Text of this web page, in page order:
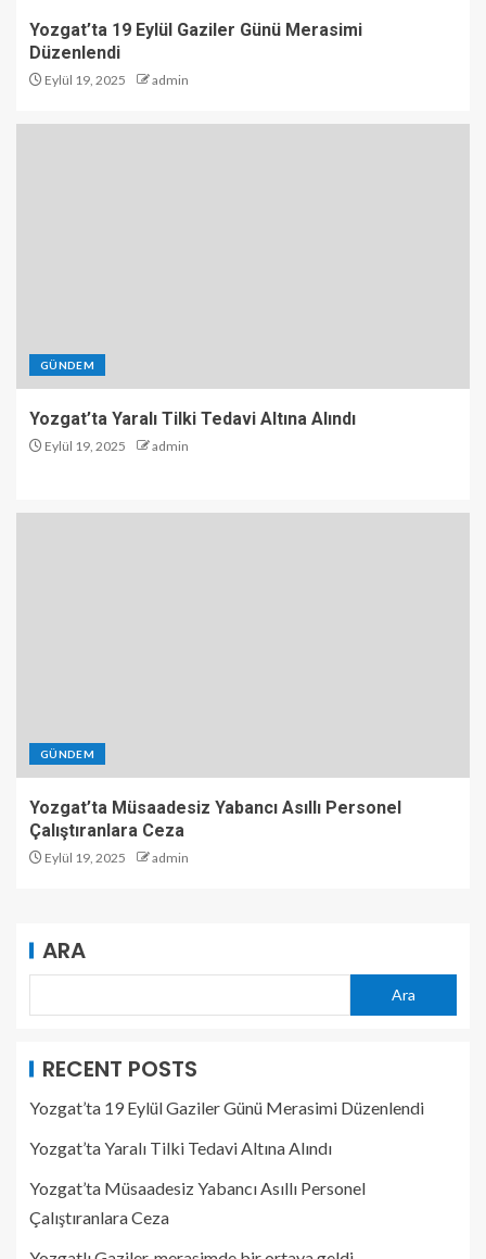
Yozgat’ta 19 Eylül Gaziler Günü Merasimi
Düzenlendi
Eylül 19, 2025 admin
GÜNDEM
Yozgat’ta Yaralı Tilki Tedavi Altına Alındı
Eylül 19, 2025 admin
GÜNDEM
Yozgat’ta Müsaadesiz Yabancı Asıllı Personel
Çalıştıranlara Ceza
Eylül 19, 2025 admin
ARA
Ara
RECENT POSTS
Yozgat’ta 19 Eylül Gaziler Günü Merasimi Düzenlendi
Yozgat’ta Yaralı Tilki Tedavi Altına Alındı
Yozgat’ta Müsaadesiz Yabancı Asıllı Personel
Çalıştıranlara Ceza